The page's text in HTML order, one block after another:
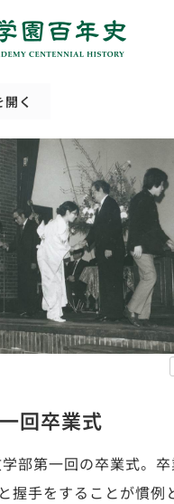
く
回卒業式
部第一回の卒業式。
握手をすることが慣例